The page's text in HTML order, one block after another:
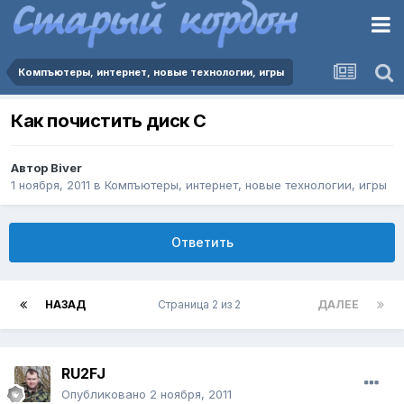
Компъютеры, интернет, новые технологии, игры
Как почистить диск С
Автор Biver
1 ноября, 2011 в Компъютеры, интернет, новые технологии, игры
Ответить
НАЗАД ДАЛЕЕ
Страница 2 из 2
RU2FJ
Опубликовано 2 ноября, 2011